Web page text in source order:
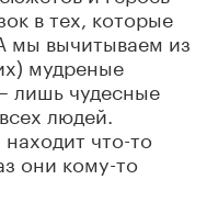
в тех, которые
мы вычитываем из
мудреные
лишь чудесные
людей.
что-то
они кому-то